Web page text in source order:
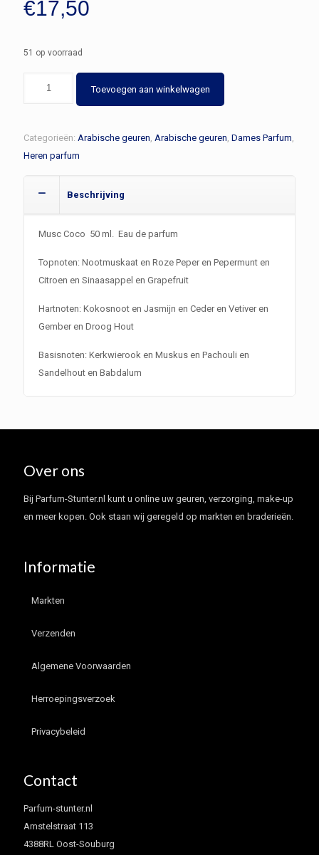
€17,50
51 op voorraad
Toevoegen aan winkelwagen
Categorieën: Arabische geuren, Arabische geuren, Dames Parfum,
Heren parfum
Beschrijving
Musc Coco 50 ml. Eau de parfum
Topnoten: Nootmuskaat en Roze Peper en Pepermunt en
Citroen en Sinaasappel en Grapefruit
Hartnoten: Kokosnoot en Jasmijn en Ceder en Vetiver en
Gember en Droog Hout
Basisnoten: Kerkwierook en Muskus en Pachouli en
Sandelhout en Babdalum
Over ons
Bij Parfum-Stunter.nl kunt u online uw geuren, verzorging, make-up
en meer kopen. Ook staan wij geregeld op markten en braderieën.
Informatie
Markten
Verzenden
Algemene Voorwaarden
Herroepingsverzoek
Privacybeleid
Contact
Parfum-stunter.nl
Amstelstraat 113
4388RL Oost-Souburg